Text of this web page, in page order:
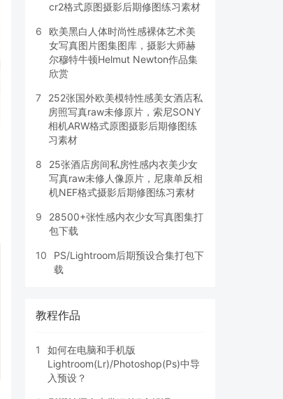
cr2格式原图摄影后期修图练习素材
6
欧美黑白人体时尚性感裸体艺术美
女写真图片图集图库，摄影大师赫
尔穆特牛顿Helmut Newton作品集
欣赏
7
252张国外欧美模特性感美女酒店私
房照写真raw未修原片，索尼SONY
相机ARW格式原图摄影后期修图练
习素材
8
25张酒店房间私房性感内衣美少女
写真raw未修人像原片，尼康单反相
机NEF格式摄影后期修图练习素材
9
28500+张性感内衣少女写真图集打
包下载
10
PS/Lightroom后期预设合集打包下
载
教程作品
1
如何在电脑和手机版
Lightroom(Lr)/Photoshop(Ps)中导
入预设？